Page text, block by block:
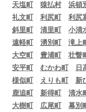
天塩町
猿払村 浜頓
礼文町
利尻町 利尻
斜里町
清里町 小清
遠軽町
湧別町 滝上
大空町
豊浦町 壮瞥
安平町
むかわ町 日
様似町
えりも町 新
鹿追町
新得町 清水
大樹町
広尾町 幕別